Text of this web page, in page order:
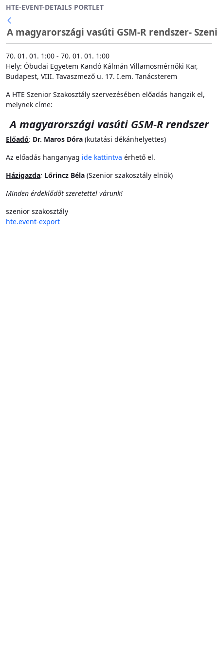
Ugrás a fő tartalomhoz
HTE-EVENT-DETAILS PORTLET
A magyarországi vasúti GSM-R rendszer-
70. 01. 01. 1:00 - 70. 01. 01. 1:00
Hely: Óbudai Egyetem Kandó Kálmán Villamosmérnöki Kar,
Budapest, VIII. Tavaszmező u. 17. I.em. Tanácsterem
A HTE Szenior Szakosztály szervezésében előadás hangzik el,
melynek címe:
A magyarországi vasúti GSM-R rendszer
Előadó: Dr. Maros Dóra (kutatási dékánhelyettes)
Az előadás hanganyag ide kattintva érhető el.
Házigazda: Lőrincz Béla (Szenior szakosztály elnök)
Minden érdeklődőt szeretettel várunk!
szenior szakosztály
hte.event-export